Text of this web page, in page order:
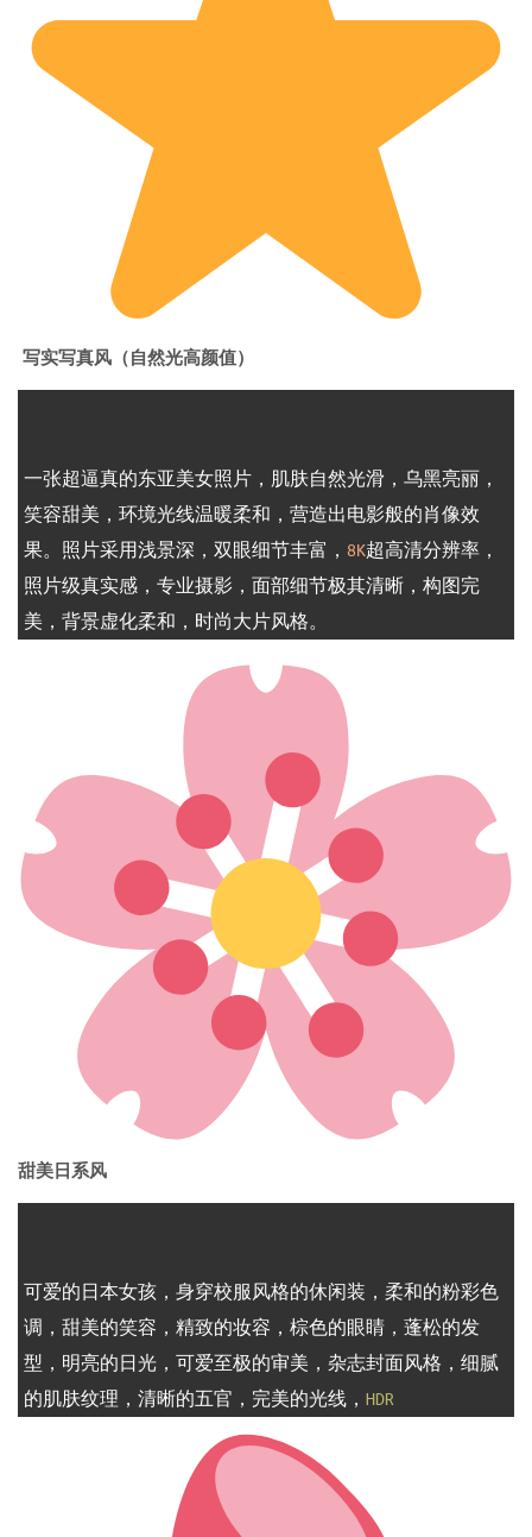
写实写真风（自然光高颜值）
一张超逼真的东亚美女照片，肌肤自然光滑，乌黑亮丽，
笑容甜美，环境光线温暖柔和，营造出电影般的肖像效
果。照片采用浅景深，双眼细节丰富， 8K超高清分辨率，
照片级真实感，专业摄影，面部细节极其清晰，构图完
美，背景虚化柔和，时尚大片风格。
甜美日系风
可爱的日本女孩，身穿校服风格的休闲装，柔和的粉彩色
调，甜美的笑容，精致的妆容，棕色的眼睛，蓬松的发
型，明亮的日光，可爱至极的审美，杂志封面风格，细腻
的肌肤纹理，清晰的五官，完美的光线， HDR